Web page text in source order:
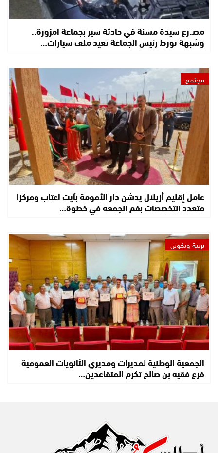
مصـ.رع سيدة مسنة في حادثة سير بجماعة امزورة..
وشبهة تورط رئيس الجماعة تعيد ملف سيارات…
مجتمع
عامل إقليم أزيلال يدشن دار الأمومة بآيت اعتاب ومركزا
متعدد التخصصات بفم الجمعة في خطوة…
تربية وتكوين
الجمعية الوطنية لمديرات ومديري الثانويات العمومية
فرع فقيه بن صالح تكرم المتقاعدين…